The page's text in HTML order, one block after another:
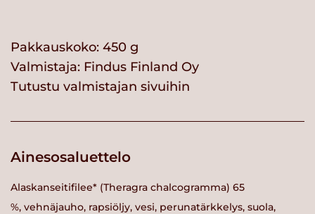
Pakkauskoko: 450 g
Valmistaja: Findus Finland Oy
Tutustu valmistajan sivuihin
Ainesosaluettelo
Alaskanseitifilee* (Theragra chalcogramma) 65
%, vehnäjauho, rapsiöljy, vesi, perunatärkkelys, suola,